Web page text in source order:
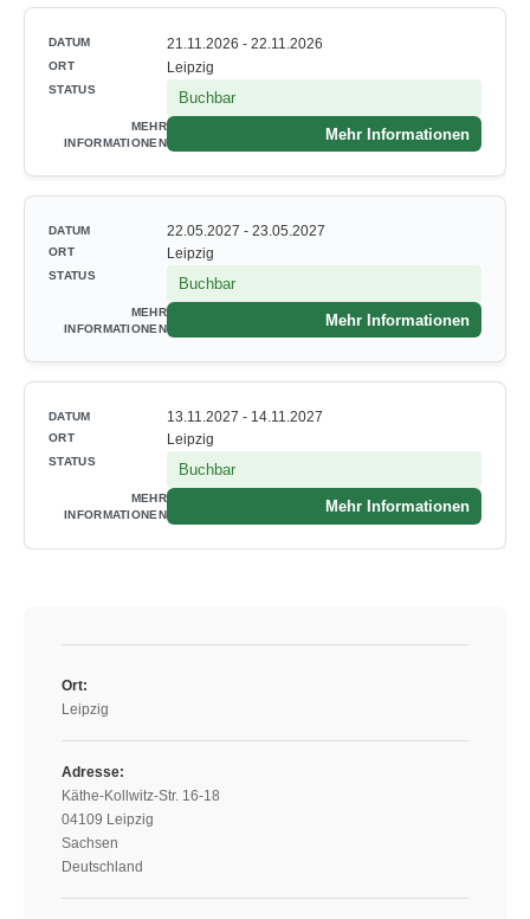
21.11.2026 - 22.11.2026
Leipzig
Buchbar
Mehr Informationen
22.05.2027 - 23.05.2027
Leipzig
Buchbar
Mehr Informationen
13.11.2027 - 14.11.2027
Leipzig
Buchbar
Mehr Informationen
Ort:
Leipzig
Adresse:
Käthe-Kollwitz-Str. 16-18
04109 Leipzig
Sachsen
Deutschland